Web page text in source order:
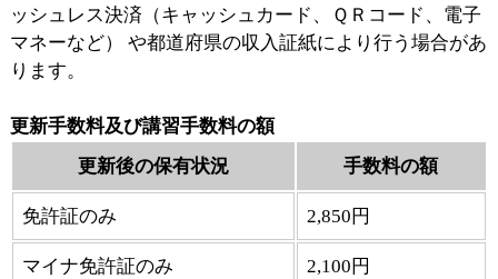
ッシュレス決済（キャッシュカード、ＱＲコード、電子
マネーなど） や都道府県の収入証紙により行う場合があ
ります。
更新手数料及び講習手数料の額
更新後の保有状況
手数料の額
免許証のみ 2,850円
マイナ免許証のみ 2,100円